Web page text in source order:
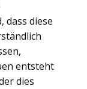
dass diese
entsteht
dies